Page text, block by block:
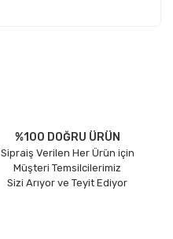
%100 DOĞRU ÜRÜN
Sipraiş Verilen Her Ürün için
Müşteri Temsilcilerimiz
Sizi Arıyor ve Teyit Ediyor